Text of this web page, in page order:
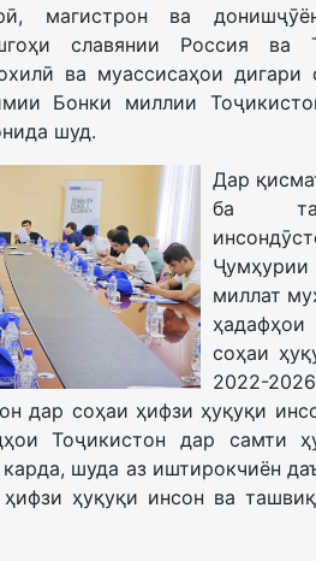
магистрон ва
славянии Россия ва
ва муассисаҳои
Бонки миллии
шуд.
Дар
ба
миллат
соҳаи
2022-
дар соҳаи ҳифзи ҳуқуқи
Тоҷикистон дар самти
шуда аз иштирокчиён
ҳуқуқи инсон ва